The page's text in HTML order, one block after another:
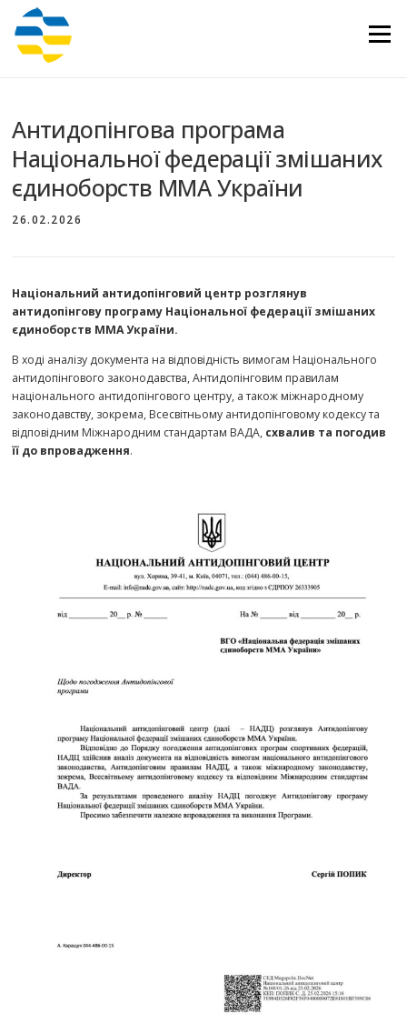
Перейти
вмісту
Меню
Антидопінгова програма
Національної федерації змішаних
єдиноборств ММА України
26.02.2026
Національний антидопінговий центр розглянув
антидопінгову програму Національної федерації змішаних
єдиноборств ММА України.
В ході аналізу документа на відповідність вимогам Національного
антидопінгового законодавства, Антидопінговим правилам
національного антидопінгового центру, а також міжнародному
законодавству, зокрема, Всесвітньому антидопінговому кодексу та
відповідним Міжнародним стандартам ВАДА, схвалив та погодив
її до впровадження.